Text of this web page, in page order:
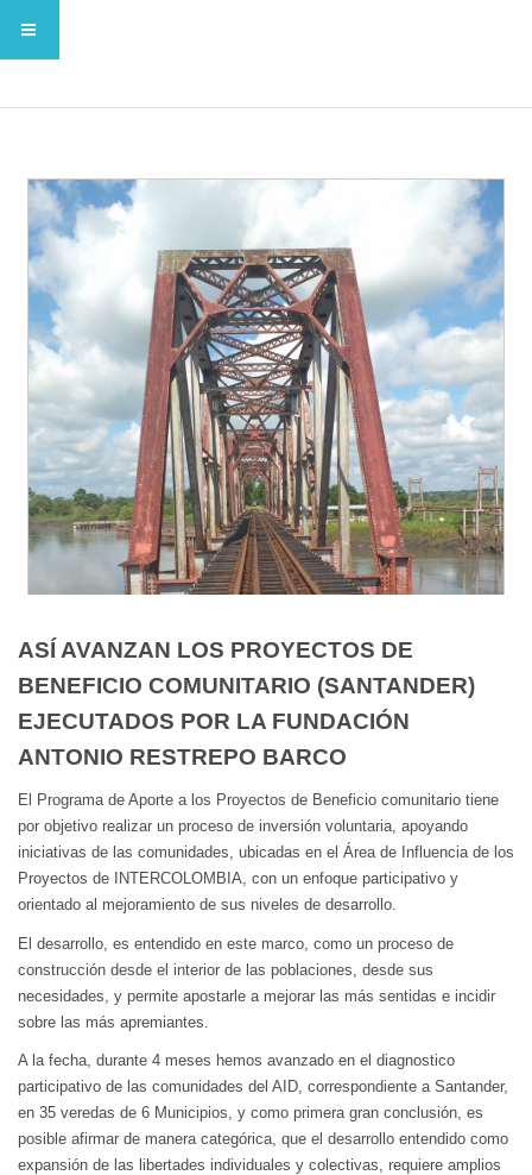
ASÍ AVANZAN LOS PROYECTOS DE
BENEFICIO COMUNITARIO (SANTANDER)
EJECUTADOS POR LA FUNDACIÓN
ANTONIO RESTREPO BARCO
El Programa de Aporte a los Proyectos de Beneficio comunitario tiene
por objetivo realizar un proceso de inversión voluntaria, apoyando
iniciativas de las comunidades, ubicadas en el Área de Influencia de los
Proyectos de INTERCOLOMBIA, con un enfoque participativo y
orientado al mejoramiento de sus niveles de desarrollo.
El desarrollo, es entendido en este marco, como un proceso de
construcción desde el interior de las poblaciones, desde sus
necesidades, y permite apostarle a mejorar las más sentidas e incidir
sobre las más apremiantes.
A la fecha, durante 4 meses hemos avanzado en el diagnostico
participativo de las comunidades del AID, correspondiente a Santander,
en 35 veredas de 6 Municipios, y como primera gran conclusión, es
posible afirmar de manera categórica, que el desarrollo entendido como
expansión de las libertades individuales y colectivas, requiere amplios